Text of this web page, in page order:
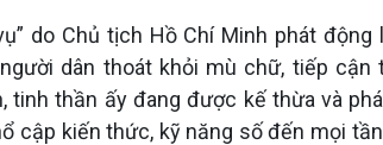
do Chủ tịch Hồ Chí Minh phát
dân thoát khỏi mù chữ, tiếp cận
thần ấy đang được kế thừa và
cập kiến thức, kỹ năng số đến mọi